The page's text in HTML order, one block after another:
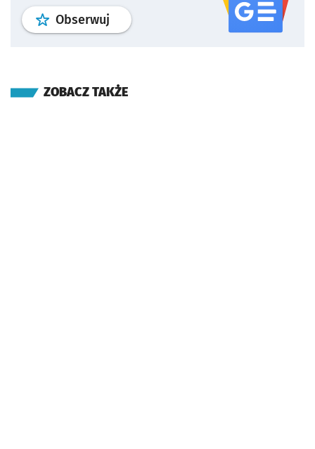
Obserwuj profil serwisu
ZOBACZ TAKŻE